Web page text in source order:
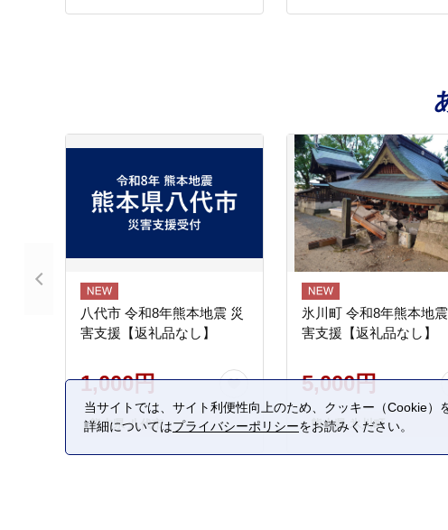
八代市 令和8年熊本地震 災
害支援【返礼品なし】
1,000円
熊本県 八代市
氷川町 令和8年熊本地
害支援【返礼品なし】
5,000円
熊本県 氷川町
当サイトでは、サイト利便性向上のため、クッキー（Cookie
詳細についてはプライバシーポリシーをお読みください。